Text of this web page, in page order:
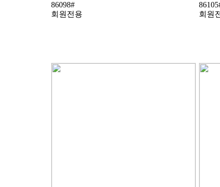
86098#
회원전용
회원